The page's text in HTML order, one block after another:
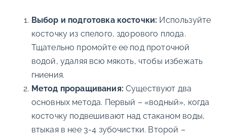
Выбор и подготовка косточки: Используйте
косточку из спелого, здорового плода.
Тщательно промойте ее под проточной
водой, удаляя всю мякоть, чтобы избежать
гниения.
Метод проращивания: Существуют два
основных метода. Первый – «водный», когда
косточку подвешивают над стаканом воды,
втыкая в нее 3-4 зубочистки. Второй –